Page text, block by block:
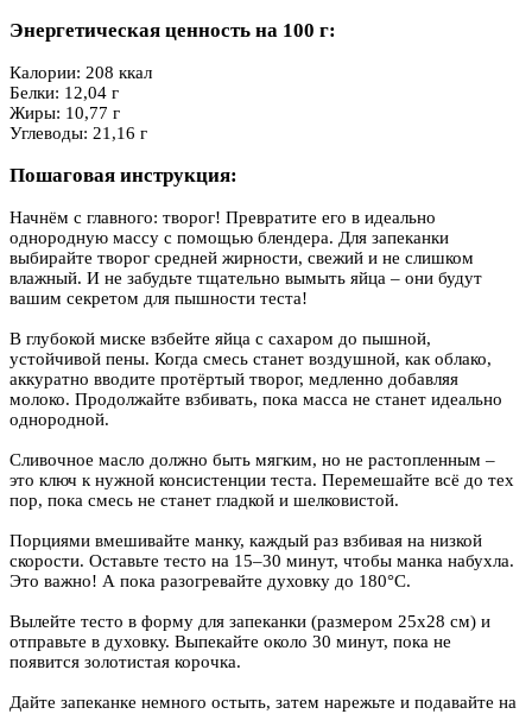
Энергетическая ценность на 100 г:
Калории: 208 ккал
Белки: 12,04 г
Жиры: 10,77 г
Углеводы: 21,16 г
Пошаговая инструкция:
Начнём с главного: творог! Превратите его в идеально
однородную массу с помощью блендера. Для запеканки
выбирайте творог средней жирности, свежий и не слишком
влажный. И не забудьте тщательно вымыть яйца – они будут
вашим секретом для пышности теста!
В глубокой миске взбейте яйца с сахаром до пышной,
устойчивой пены. Когда смесь станет воздушной, как облако,
аккуратно вводите протёртый творог, медленно добавляя
молоко. Продолжайте взбивать, пока масса не станет идеально
однородной.
Сливочное масло должно быть мягким, но не растопленным –
это ключ к нужной консистенции теста. Перемешайте всё до тех
пор, пока смесь не станет гладкой и шелковистой.
Порциями вмешивайте манку, каждый раз взбивая на низкой
скорости. Оставьте тесто на 15–30 минут, чтобы манка набухла.
Это важно! А пока разогревайте духовку до 180°C.
Вылейте тесто в форму для запеканки (размером 25x28 см) и
отправьте в духовку. Выпекайте около 30 минут, пока не
появится золотистая корочка.
Дайте запеканке немного остыть, затем нарежьте и подавайте на